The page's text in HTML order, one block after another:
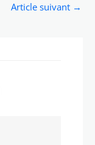
Article suivant →